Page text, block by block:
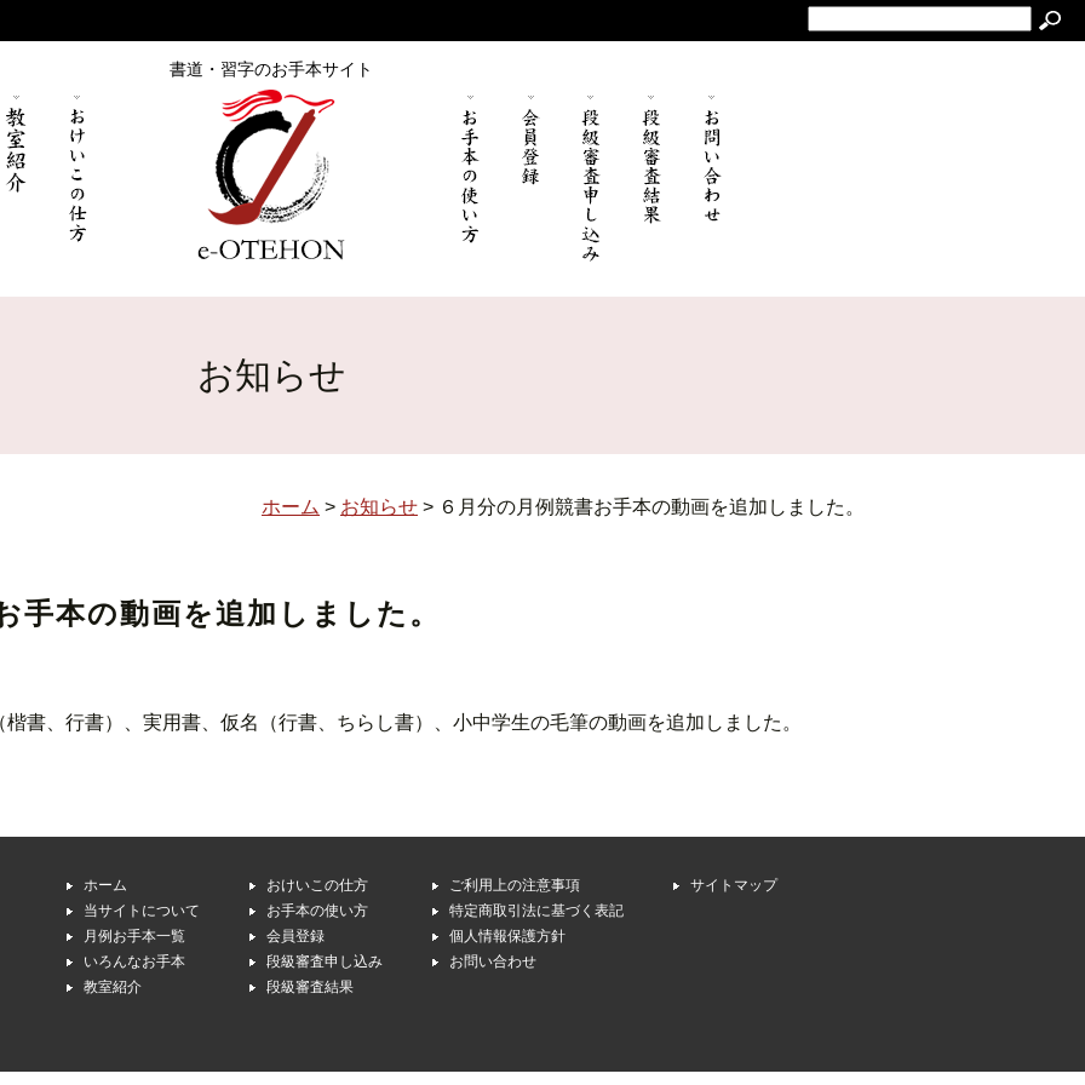
書道・習字のお手本サイト
お知らせ
ホーム > お知らせ > ６月分の月例競書お手本の動画を追加しました。
手本の動画を追加しました。
書、行書）、実用書、仮名（行書、ちらし書）、小中学生の毛筆の動画を追加しました。
ホーム
当サイトについて
月例お手本一覧
いろんなお手本
教室紹介
おけいこの仕方
お手本の使い方
会員登録
段級審査申し込み
段級審査結果
ご利用上の注意事項
特定商取引法に基づく表記
個人情報保護方針
お問い合わせ
サイトマップ